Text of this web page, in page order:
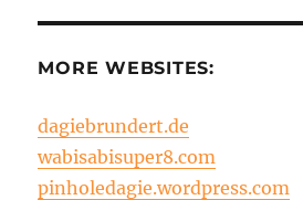
MORE WEBSITES:
dagiebrundert.de
wabisabisuper8.com
pinholedagie.wordpress.com